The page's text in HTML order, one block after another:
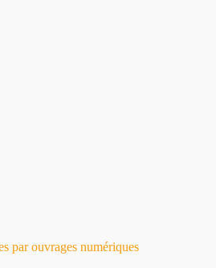
par ouvrages numériques